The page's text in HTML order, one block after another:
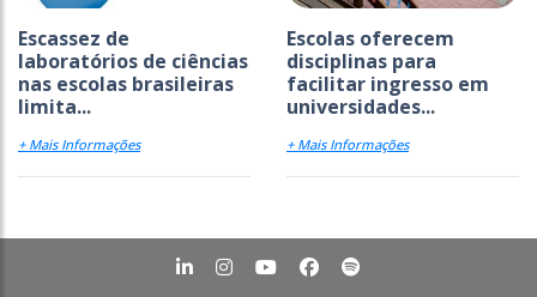
Escassez de
laboratórios de ciências
nas escolas brasileiras
limita...
+ Mais Informações
Escolas oferecem
disciplinas para
facilitar ingresso em
universidades...
+ Mais Informações